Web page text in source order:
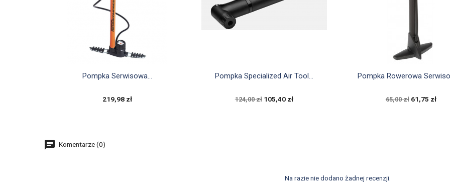
Szybki podgląd
Pompka Serwisowa...
219,98 zł
Szybki podgląd
Pompka Specialized Air Tool...
124,00 zł 105,40 zł
Szybki podgląd
Pompka Rowerowa
65,00 zł 61,75 zł
Komentarze (0)
Na razie nie dodano żadnej recenzji.